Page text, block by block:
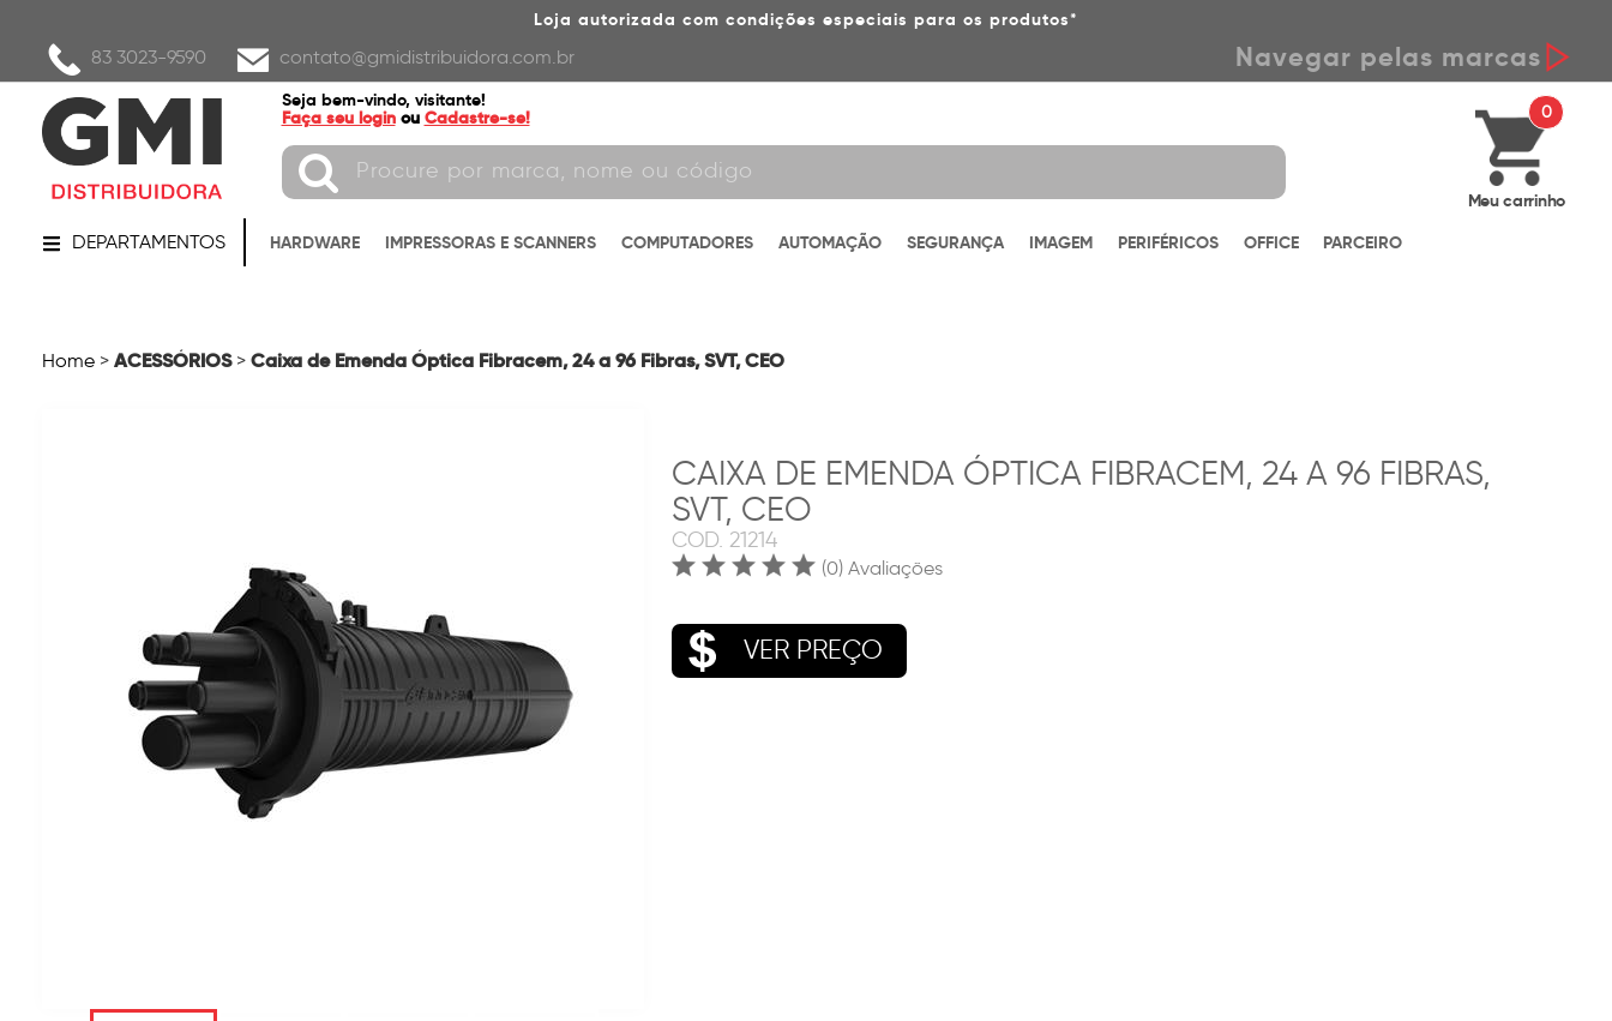
Loja autorizada com condições especiais para os produtos*
83 3023-9590 contato@gmidistribuidora.com.br Navegar pelas marcas
Seja bem-vindo, visitante!
Faça seu login ou Cadastre-se! 0
Meu carrinho
DEPARTAMENTOS HARDWARE IMPRESSORAS E SCANNERS COMPUTADORES AUTOMAÇÃO SEGURANÇA IMAGEM PERIFÉRICOS OFFICE PARCEIRO
Home > ACESSÓRIOS > Caixa de Emenda Óptica Fibracem, 24 a 96 Fibras, SVT, CEO
CAIXA DE EMENDA ÓPTICA FIBRACEM, 24 A 96 FIBRAS,
SVT, CEO
COD. 21214
(0) Avaliações
VER PREÇO